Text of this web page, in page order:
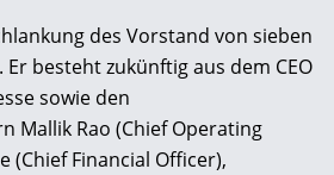
des Vorstand von sieben
besteht zukünftig aus dem CEO
sowie den
Mallik Rao (Chief Operating
(Chief Financial Officer),